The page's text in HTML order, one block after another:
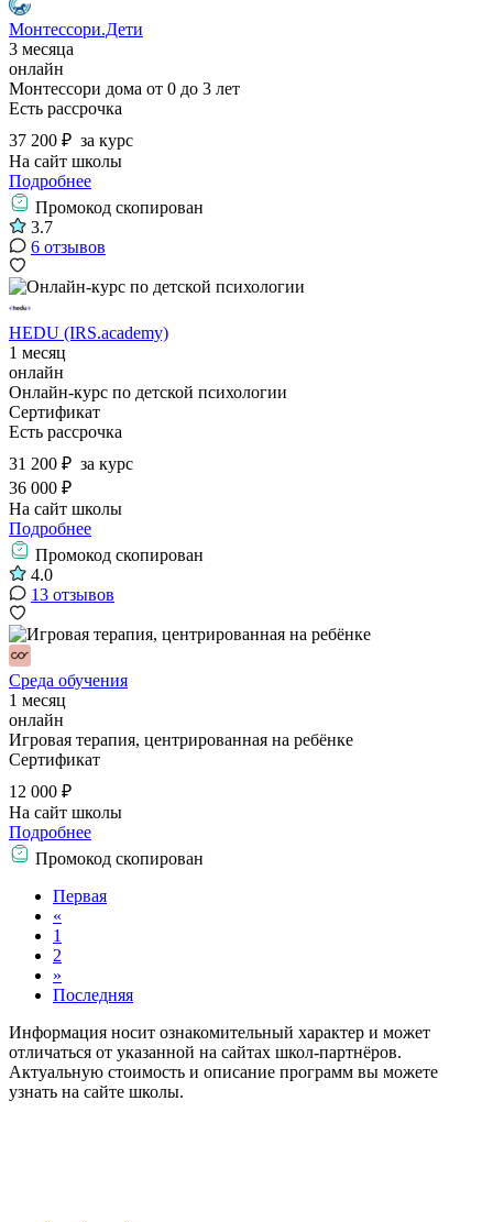
Монтессори.Дети
3 месяца
онлайн
Монтессори дома от 0 до 3 лет
Есть рассрочка
37 200 ₽ за курс
На сайт школы
Подробнее
Промокод скопирован
3.7
6 отзывов
HEDU (IRS.academy)
1 месяц
онлайн
Онлайн-курс по детской психологии
Сертификат
Есть рассрочка
31 200 ₽ за курс
36 000 ₽
На сайт школы
Подробнее
Промокод скопирован
4.0
13 отзывов
Среда обучения
1 месяц
онлайн
Игровая терапия, центрированная на ребёнке
Сертификат
12 000 ₽
На сайт школы
Подробнее
Промокод скопирован
Первая
«
1
2
»
Последняя
Информация носит ознакомительный характер и может
отличаться от указанной на сайтах школ-партнёров.
Актуальную стоимость и описание программ вы можете
узнать на сайте школы.